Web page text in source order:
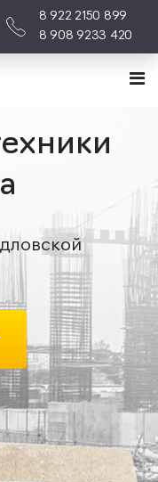
8 922 2150 899
8 908 9233 420